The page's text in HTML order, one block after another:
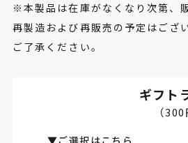
※本製品は在庫がなくなり次第、
再製造および再販売の予定はござ
ご了承ください。
ギフト